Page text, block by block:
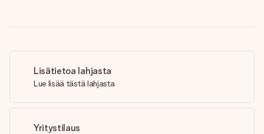
Lisätietoa lahjasta
Lue lisää tästä lahjasta
Yritystilaus